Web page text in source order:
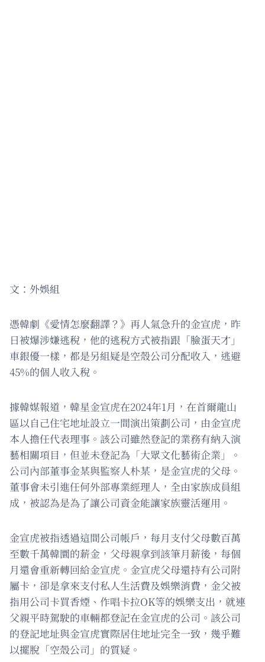
文：外娛組
憑韓劇《愛情怎麼翻譯？》再人氣急升的金宣虎，昨
日被爆涉嫌逃稅，他的逃稅方式被指跟「臉蛋天才」
車銀優一樣，都是另組疑是空殼公司分配收入，逃避
45%的個人收入稅。
據韓媒報道，韓星金宣虎在2024年1月，在首爾龍山
區以自己住宅地址設立一間演出策劃公司，由金宣虎
本人擔任代表理事。該公司雖然登記的業務有納入演
藝相關項目，但並未登記為「大眾文化藝術企業」。
公司內部董事金某與監察人朴某，是金宣虎的父母。
董事會未引進任何外部專業經理人，全由家族成員組
成，被認為是為了讓公司資金能讓家族靈活運用。
金宣虎被指透過這間公司帳戶，每月支付父母數百萬
至數千萬韓圜的薪金，父母親拿到該筆月薪後，每個
月還會重新轉回給金宣虎。金宣虎父母還持有公司附
屬卡，卻是拿來支付私人生活費及娛樂消費，金父被
指用公司卡買香煙、作唱卡拉OK等的娛樂支出，就連
父親平時駕駛的車輛都登記在金宣虎的公司。該公司
的登記地址與金宣虎實際居住地址完全一致，幾乎難
以擺脫「空殼公司」的質疑。